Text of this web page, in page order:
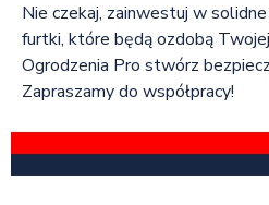
Nie czekaj, zainwestuj w
furtki, które będą ozdobą
Ogrodzenia Pro stwórz
Zapraszamy do współpracy!